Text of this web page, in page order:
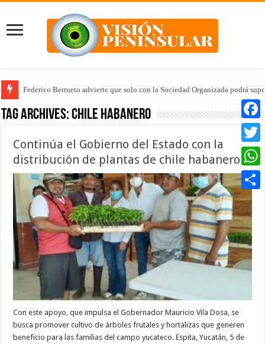
Federico Berrueto advierte que solo con la Sociedad Organizada podrá
Tag Archives:chile habanero
Continúa el Gobierno del Estado con la
distribución de plantas de chile habanero
Con este apoyo, que impulsa el Gobernador Mauricio Vila Dosa, se
busca promover cultivo de árboles frutales y hortalizas que generen
beneficio para las familias del campo yucateco. Espita, Yucatán, 5 de
Twitter